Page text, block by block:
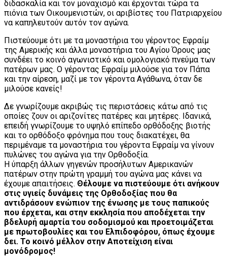
διδασκαλία και τον μοναχισμό και έρχονται τώρα τα
πιόνια των Οικουμενιστών, οι αριβίστες του Πατριαρχείου
να καπηλευτούν αυτόν τον αγώνα.
Πιστεύουμε ότι με τα μοναστήρια του γέροντος Εφραίμ
της Αμερικής και άλλα μοναστήρια του Αγίου Όρους μας
συνδέει το κοινό αγωνιστικό και ομολογιακό πνεύμα των
πατέρων μας. Ο γέροντας Εφραίμ μιλούσε για τον Πάπα
και την αίρεση, μαζί με τον γέροντα Αγάθωνα, όταν δε
μιλούσε κανείς!
Δε γνωρίζουμε ακριβώς τις περιστάσεις κάτω από τις
οποίες ζουν οι αριζονίτες πατέρες και μητέρες. Ιδανικά,
επειδή γνωρίζουμε το υψηλό επίπεδο ορθόδοξης βιοτής
και το ορθόδοξο φρόνημα που τους διακατέχει, θα
περιμέναμε τα μοναστήρια του γέροντα Εφραίμ να γίνουν
πυλώνες του αγώνα για την Ορθοδοξία.
Η ύπαρξη άλλων γηγενών προσήλυτων Αμερικανών
πατέρων στην πρώτη γραμμή του αγώνα μας κάνει να
έχουμε απαιτήσεις. Θέλουμε να πιστεύουμε ότι ανήκουν
στις υγιείς δυνάμεις της Ορθοδοξίας που θα
αντιδράσουν ενώπιον της ένωσης με τους παπικούς
που έρχεται, και στην εκκλησία που αποδέχεται την
βδελυρή αμαρτία του σοδομισμού και προετοιμάζεται
με πρωτοβουλίες και του Ελπιδοφόρου, όπως έχουμε
δει. Το κοινό μέλλον στην Αποτείχιση είναι
μονόδρομος!